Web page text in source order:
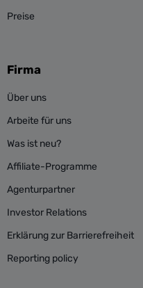
Preise
Firma
Über uns
Arbeite für uns
Was ist neu?
Affiliate-Programme
Agenturpartner
Investor Relations
Erklärung zur Barrierefreiheit
Reporting policy